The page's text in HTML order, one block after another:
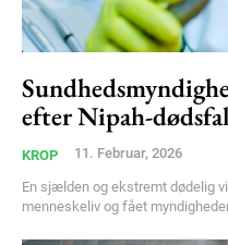
Member full
100DKK
efter Nipah-
KROP 11. Februar, 2026
En sjælden og ekstremt dødelig
menneskeliv og fået